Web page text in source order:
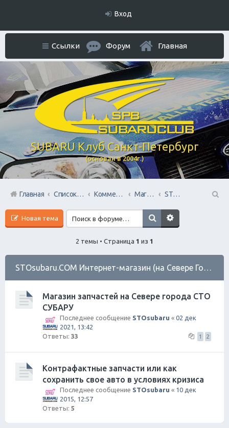
Вход
SUBARU Клуб Санкт-Петербург
(основан в 2004г.)
Ссылки Форум Главная
Главная Список форумов Коммерческий Отдел. Официальное расположение платной РЕКЛАМЫ. Магазины запчастей
STOsubaru.COM Интернет-магазин (на Севере Города)
Новая тема
2 темы • Страница 1 из 1
STOsubaru.COM Интернет-магазин (на Севере Города)
Магазин запчастей на Севере города СТО
СУБАРУ
Последнее сообщение STOsubaru « 02 дек
2021, 13:42
Ответы: 33 1 2
Контрафактные запчасти или как
сохранить свое авто в условиях кризиса
Последнее сообщение STOsubaru « 10 дек
2015, 12:57
Ответы: 5